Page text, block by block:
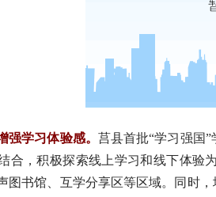
学习体验感。 莒县首批“学习强国
合，积极探索线上学习和线下体验
图书馆、互学分享区等区域。同时